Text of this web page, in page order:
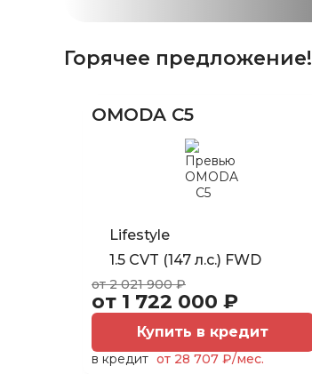
Горячее предложение!
OMODA C5
Lifestyle
1.5 CVT (147 л.с.) FWD
от 2 021 900 ₽
от 1 722 000 ₽
Купить в кредит
в кредит от 28 707 ₽/мес.